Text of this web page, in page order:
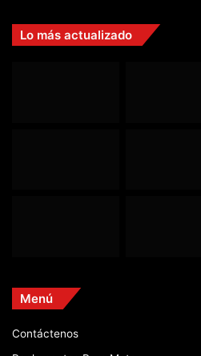
Lo más actualizado
Menú
Contáctenos